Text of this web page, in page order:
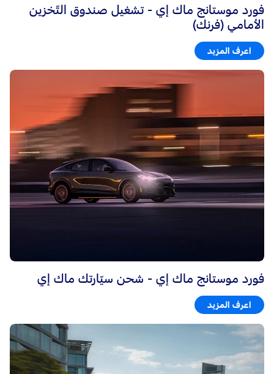
فورد موستانج ماك إي - تشغيل صندوق التّخزين
الأمامي (فرنك)
اعرف المزيد
فورد موستانج ماك إي - شحن سيّارتك ماك إي
اعرف المزيد